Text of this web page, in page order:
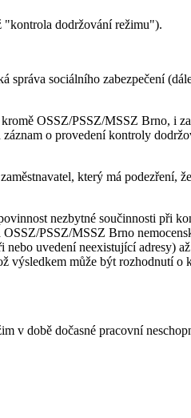
"kontrola dodržování režimu").
správa sociálního zabezpečení
OSSZ/PSSZ/MSSZ Brno, i
o provedení kontroly
který má podezření,
nezbytné součinnosti při
PSSZ/MSSZ Brno
uvedení neexistující adresy)
výsledkem může být rozhodnutí o
v době dočasné pracovní